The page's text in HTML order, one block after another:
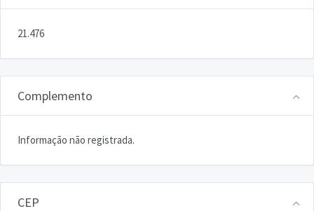
21.476
Complemento
Informação não registrada.
CEP